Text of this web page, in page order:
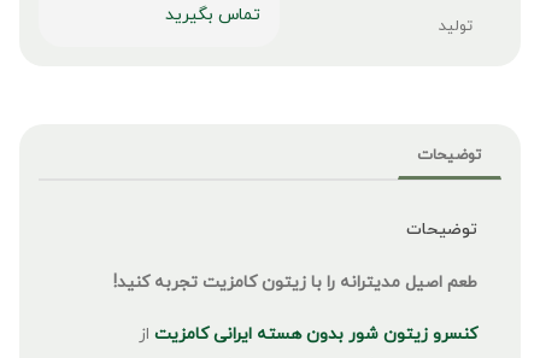
تولید
تماس بگیرید
توضیحات
توضیحات
طعم اصیل مدیترانه را با زیتون کامزیت تجربه کنید!
کنسرو زیتون شور بدون هسته ایرانی کامزیت از